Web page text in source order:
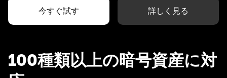
今すぐ試す 詳しく見る
100種類以上の暗号資産に対